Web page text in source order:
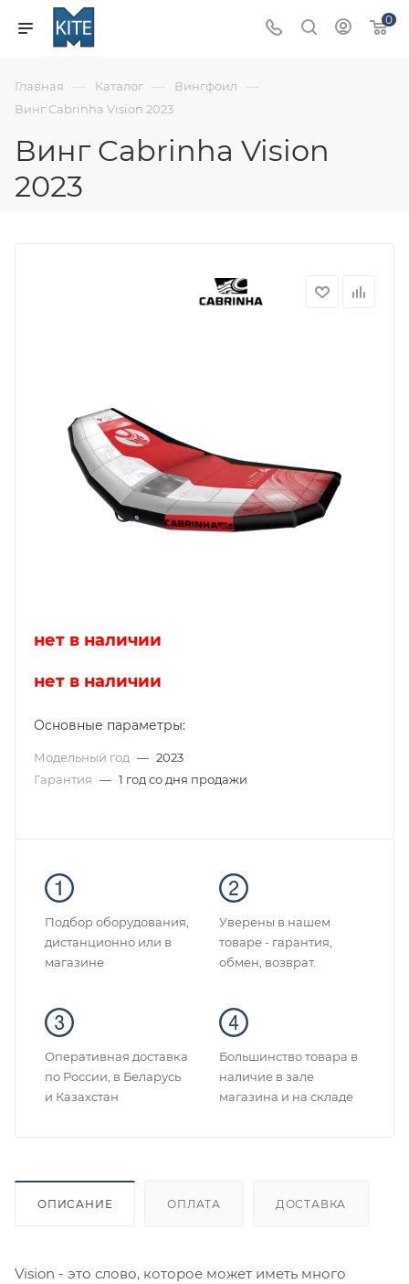
0
Главная — Каталог — Вингфоил —
Винг Cabrinha Vision 2023
Винг Cabrinha Vision
2023
нет в наличии
нет в наличии
Основные параметры:
Модельный год — 2023
Гарантия — 1 год со дня продажи
Подбор оборудования,
дистанционно или в
магазине
Уверены в нашем
товаре - гарантия,
обмен, возврат.
Оперативная доставка
по России, в Беларусь
и Казахстан
Большинство товара в
наличие в зале
магазина и на складе
ОПИСАНИЕ ОПЛАТА ДОСТАВКА
Vision - это слово, которое может иметь много